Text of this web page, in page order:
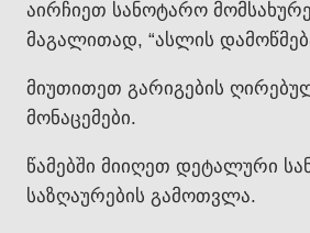
აირჩიეთ სანოტარო
მაგალითად, “ასლის
მიუთითეთ გარიგების
მონაცემები.
წამებში მიიღეთ დეტალური
საზღაურების გამოთვლა.